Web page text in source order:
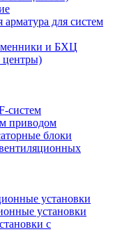
для систем
и БХЦ
центры)
систем
приводом
блоки
установки
установки
с